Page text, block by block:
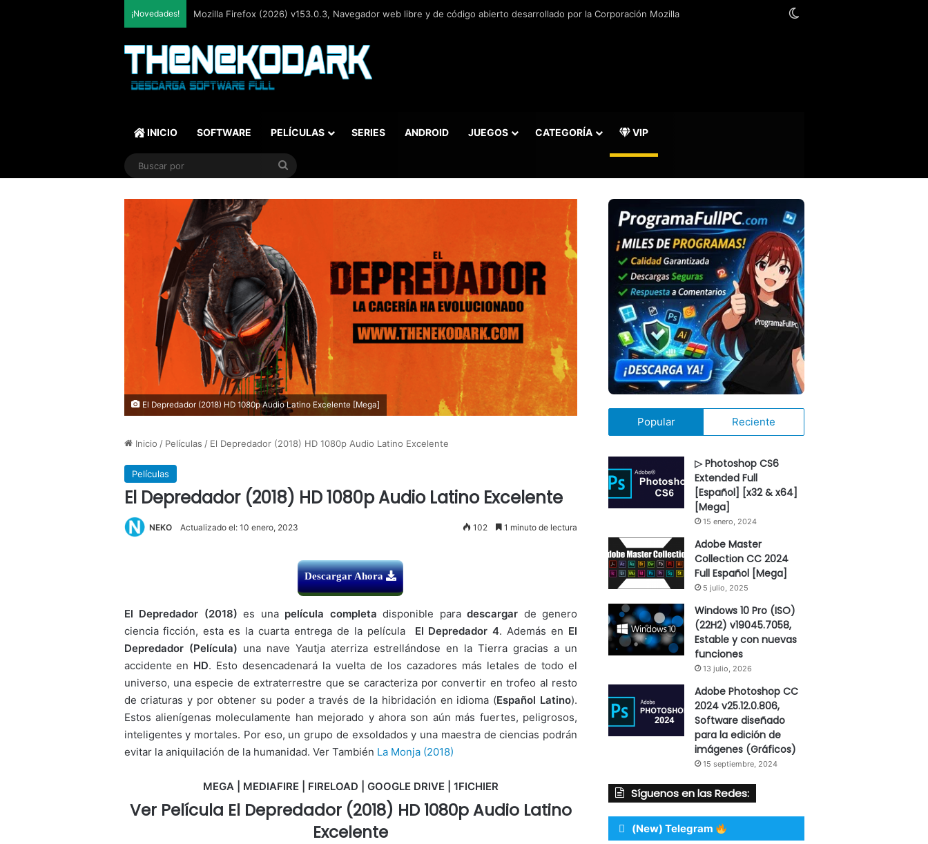
¡Novedades! Total Audio Converter v6.1.0.305, Solución para convertir o modificar todos los formatos de audio existentes
INICIO SOFTWARE PELÍCULAS SERIES ANDROID JUEGOS CATEGORÍA VIP
Buscar
El Depredador (2018) HD 1080p Audio Latino Excelente [Mega]
Inicio / Películas / El Depredador (2018) HD 1080p Audio Latino Excelente
Películas
El Depredador (2018) HD 1080p Audio Latino Excelente
NEKO Actualizado el: 10 enero, 2023 102 1 minuto de lectura
Descargar Ahora
El Depredador (2018)es una película completa disponible paradescargar de genero
ciencia ficción, esta es la cuarta entrega de la película El Depredador 4. Además en El
Depredador (Película) una nave Yautja aterriza estrellándose en la Tierra gracias a un
accidente en HD. Esto desencadenará la vuelta de los cazadores más letales de todo el
universo, una especie de extraterrestre que se caracteriza por convertir en trofeo al resto
de criaturas y por obtener su poder a través de la hibridación en idioma (Español Latino).
Estos alienígenas moleculamente han mejorado y ahora son aún más fuertes, peligrosos,
inteligentes y mortales. Por eso, un grupo de exsoldados y una maestra de ciencias podrán
evitar la aniquilación de la humanidad. Ver También La Monja (2018)
MEGA | MEDIAFIRE | FIRELOAD | GOOGLE DRIVE | 1FICHIER
Ver Película El Depredador (2018) HD 1080p Audio Latino
Excelente
Popular Reciente
▷ Photoshop CS6
Extended Full
[Español] [x32 & x64]
[Mega]
15 enero, 2024
Adobe Master
Collection CC 2024
Full Español [Mega]
5 julio, 2025
Windows 10 Pro (ISO)
(22H2) v19045.7058,
Estable y con nuevas
funciones
13 julio, 2026
Adobe Photoshop CC
2024 v25.12.0.806,
Software diseñado
para la edición de
imágenes (Gráficos)
15 septiembre, 2024
Síguenos en las Redes:
(New) Telegram